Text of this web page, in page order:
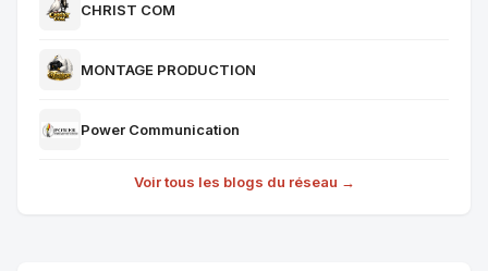
CHRIST COM
MONTAGE PRODUCTION
Power Communication
Voir tous les blogs du réseau →